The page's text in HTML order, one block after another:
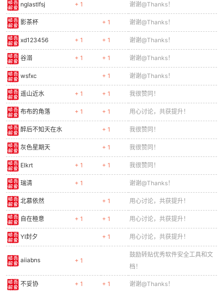
nglastlfsj + 1 谢谢@Thanks！
影茶杯 + 1 谢谢@Thanks！
xd123456 + 1 + 1 谢谢@Thanks！
谷溺 + 1 + 1 谢谢@Thanks！
wsfxc + 1 谢谢@Thanks！
遥山近水 + 1 + 1 我很赞同！
布布的角落 + 1 + 1 用心讨论，共获提升！
醉后不知天在水 + 1 我很赞同！
灰色星期天 + 1 我很赞同！
Elkrt + 1 + 1 我很赞同！
瑞清 + 1 谢谢@Thanks！
北慕依然 + 1 用心讨论，共获提升！
自在極意 + 1 + 1 用心讨论，共获提升！
YI封夕 + 1 用心讨论，共获提升！
aiiabns + 1
鼓励转贴优秀软件安全工具和文
档！
不妥协 + 1 + 1 谢谢@Thanks！